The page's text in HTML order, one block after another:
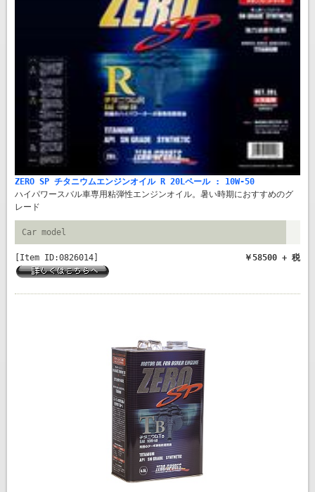
ZERO SP チタニウムエンジンオイル R 20Lペール : 10W-50
ハイパワースバル車専用粘弾性エンジンオイル。暑い時期におすすめのグ
レード
Car model
[Item ID:0826014] ￥58500 + 税